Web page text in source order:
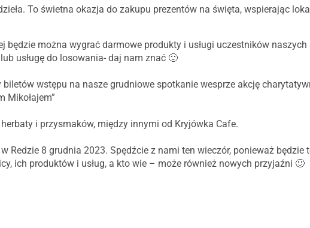
To świetna okazja do zakupu prezentów na święta, wspierając
będzie można wygrać darmowe produkty i usługi uczestników naszych
usługę do losowania- daj nam znać 🙂
wstępu na nasze grudniowe spotkanie wesprze akcję
Mikołajem”
i przysmaków, między innymi od Kryjówka Cafe.
Redzie 8 grudnia 2023. Spędźcie z nami ten wieczór, ponieważ będzie
ich produktów i usług, a kto wie – może również nowych przyjaźni 🙂